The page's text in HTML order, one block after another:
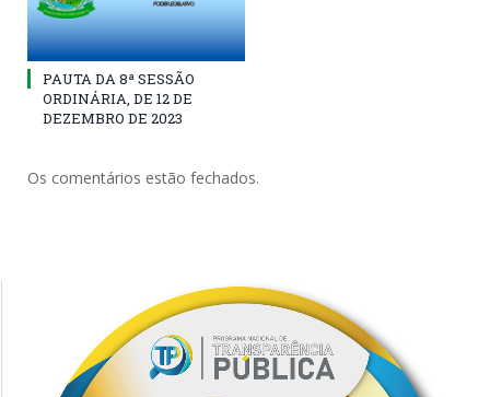
PAUTA DA 8ª SESSÃO
ORDINÁRIA, DE 12 DE
DEZEMBRO DE 2023
Os comentários estão fechados.